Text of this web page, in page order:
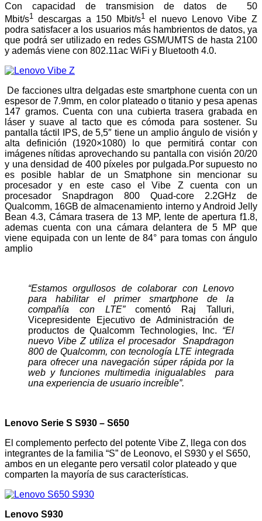
Con capacidad de transmision de datos de 50
Mbit/s1 descargas a 150 Mbit/s1el nuevo Lenovo Vibe Z
podra satisfacer a los usuarios más hambrientos de datos, ya
que podrá ser utilizado en redes GSM/UMTS de hasta 2100
y además viene con 802.11ac WiFi y Bluetooth 4.0.
De facciones ultra delgadas este smartphone cuenta con un
espesor de 7.9mm, en color plateado o titanio y pesa apenas
147 gramos. Cuenta con una cubierta trasera grabada en
láser y suave al tacto que es cómoda para sostener. Su
pantalla táctil IPS, de 5,5″ tiene un amplio ángulo de visión y
alta definición (1920×1080) lo que permitirá contar con
imágenes nítidas aprovechando su pantalla con visión 20/20
y una densidad de 400 píxeles por pulgada.Por supuesto no
es posible hablar de un Smatphone sin mencionar su
procesador y en este caso el Vibe Z cuenta con un
procesador Snapdragon 800 Quad-core 2.2GHz de
Qualcomm, 16GB de almacenamiento interno y Android Jelly
Bean 4.3, Cámara trasera de 13 MP, lente de apertura f1.8,
ademas cuenta con una cámara delantera de 5 MP que
viene equipada con un lente de 84° para tomas con ángulo
amplio
“Estamos orgullosos de colaborar con Lenovo
para habilitar el primer smartphone de la
compañía con LTE”comentó Raj Talluri,
Vicepresidente Ejecutivo de Administración de
productos de Qualcomm Technologies, Inc. “El
nuevo Vibe Z utiliza el procesador Snapdragon
800 de Qualcomm, con tecnología LTE integrada
para ofrecer una navegación súper rápida por la
web y funciones multimedia inigualables para
una experiencia de usuario increíble”.
Lenovo Serie S S930 – S650
El complemento perfecto del potente Vibe Z, llega con dos
integrantes de la familia “S” de Leonovo, el S930 y el S650,
ambos en un elegante pero versatil color plateado y que
comparten la mayoría de sus características.
Lenovo S930